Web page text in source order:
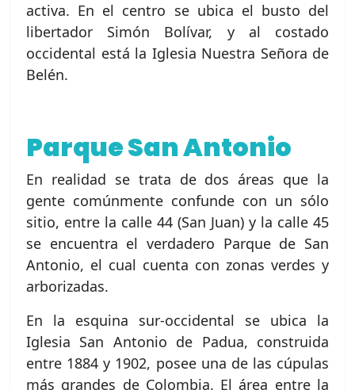
activa. En el centro se ubica el busto del
libertador Simón Bolívar, y al costado
occidental está la Iglesia Nuestra Señora de
Belén.
Parque San Antonio
En realidad se trata de dos áreas que la
gente comúnmente confunde con un sólo
sitio, entre la calle 44 (San Juan) y la calle 45
se encuentra el verdadero Parque de San
Antonio, el cual cuenta con zonas verdes y
arborizadas.
En la esquina sur-occidental se ubica la
Iglesia San Antonio de Padua, construida
entre 1884 y 1902, posee una de las cúpulas
más grandes de Colombia. El área entre la